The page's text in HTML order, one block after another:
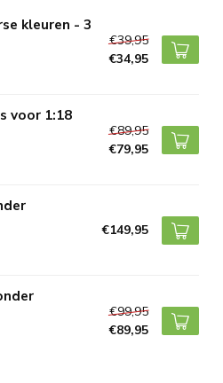
kleuren - 3
€39,95
€34,95
voor 1:18
€89,95
€79,95
€149,95
€99,95
€89,95